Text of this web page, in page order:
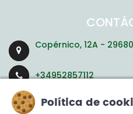
Copérnico, 12A -
+34952857112
Política de